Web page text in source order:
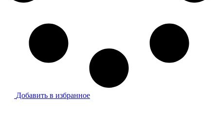
Добавить в избранное